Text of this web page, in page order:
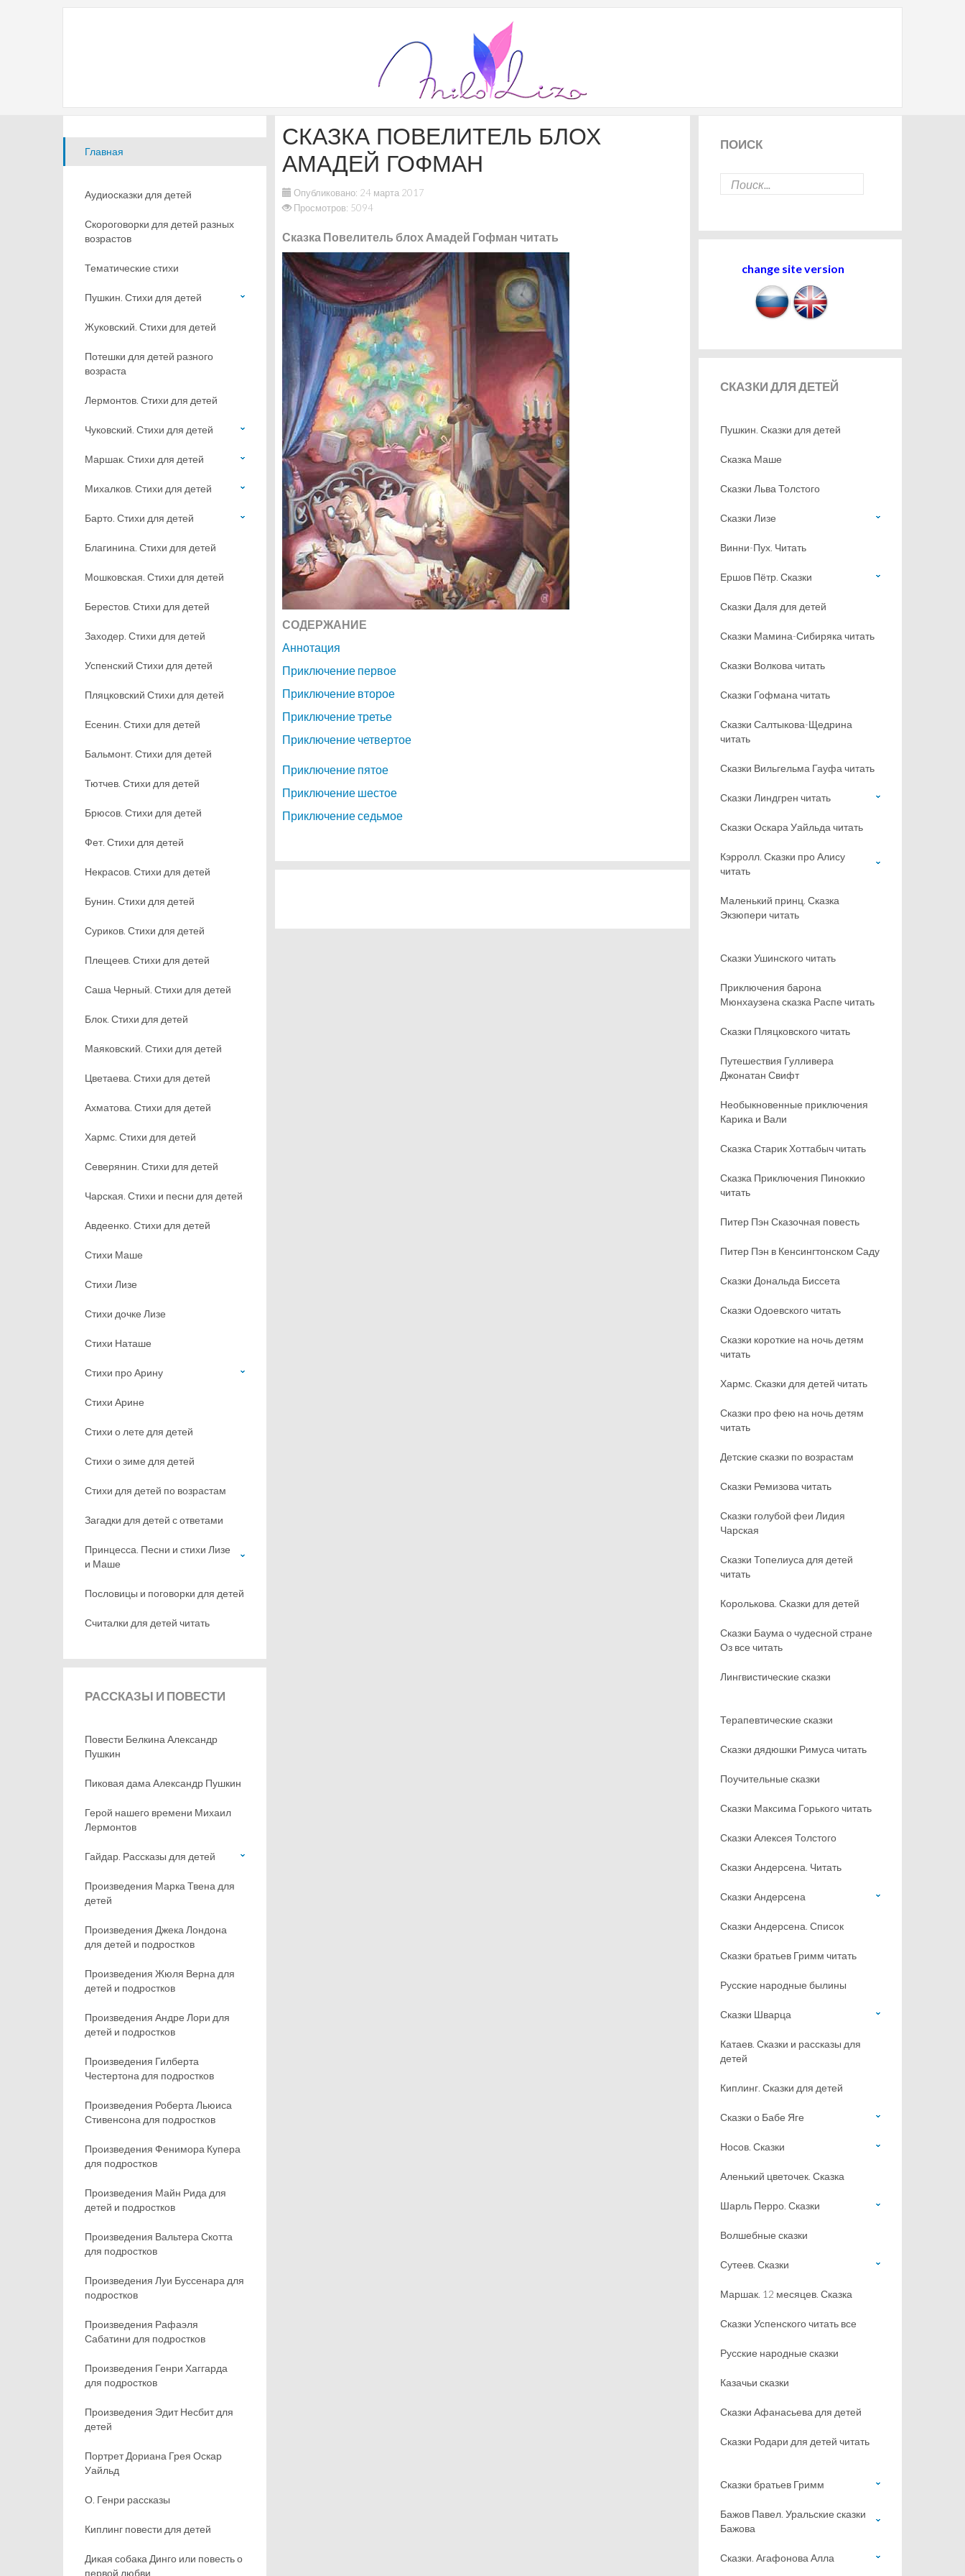
СКАЗКА ПОВЕЛИТЕЛЬ БЛОХ
АМАДЕЙ ГОФМАН
Опубликовано: 24 марта 2017
Просмотров: 5094
Сказка Повелитель блох Амадей Гофман читать
СОДЕРЖАНИЕ
Аннотация
Приключение первое
Приключение второе
Приключение третье
Приключение четвертое
Приключение пятое
Приключение шестое
Приключение седьмое
Главная
Аудиосказки для детей
Скороговорки для детей разных
возрастов
Тематические стихи
Пушкин. Стихи для детей
Жуковский. Стихи для детей
Потешки для детей разного
возраста
Лермонтов. Стихи для детей
Чуковский. Стихи для детей
Маршак. Стихи для детей
Михалков. Стихи для детей
Барто. Стихи для детей
Благинина. Стихи для детей
Мошковская. Стихи для детей
Берестов. Стихи для детей
Заходер. Стихи для детей
Успенский Стихи для детей
Пляцковский Стихи для детей
Есенин. Стихи для детей
Бальмонт. Стихи для детей
Тютчев. Стихи для детей
Брюсов. Стихи для детей
Фет. Стихи для детей
Некрасов. Стихи для детей
Бунин. Стихи для детей
Суриков. Стихи для детей
Плещеев. Стихи для детей
Саша Черный. Стихи для детей
Блок. Стихи для детей
Маяковский. Стихи для детей
Цветаева. Стихи для детей
Ахматова. Стихи для детей
Хармс. Стихи для детей
Северянин. Стихи для детей
Чарская. Стихи и песни для детей
Авдеенко. Стихи для детей
Стихи Маше
Стихи Лизе
Стихи дочке Лизе
Стихи Наташе
Стихи про Арину
Стихи Арине
Стихи о лете для детей
Стихи о зиме для детей
Стихи для детей по возрастам
Загадки для детей с ответами
Принцесса. Песни и стихи Лизе
и Маше
Пословицы и поговорки для детей
Считалки для детей читать
РАССКАЗЫ И ПОВЕСТИ
Повести Белкина Александр
Пушкин
Пиковая дама Александр Пушкин
Герой нашего времени Михаил
Лермонтов
Гайдар. Рассказы для детей
Произведения Марка Твена для
детей
Произведения Джека Лондона
для детей и подростков
Произведения Жюля Верна для
детей и подростков
Произведения Андре Лори для
детей и подростков
Произведения Гилберта
Честертона для подростков
Произведения Роберта Льюиса
Стивенсона для подростков
Произведения Фенимора Купера
для подростков
Произведения Майн Рида для
детей и подростков
Произведения Вальтера Скотта
для подростков
Произведения Луи Буссенара для
подростков
Произведения Рафаэля
Сабатини для подростков
Произведения Генри Хаггарда
для подростков
Произведения Эдит Несбит для
детей
Портрет Дориана Грея Оскар
Уайльд
О. Генри рассказы
Киплинг повести для детей
Дикая собака Динго или повесть о
первой любви
ПОИСК
change site version
СКАЗКИДЛЯ ДЕТЕЙ
Пушкин. Сказки для детей
Сказка Маше
Сказки Льва Толстого
Сказки Лизе
Винни-Пух. Читать
Ершов Пётр. Сказки
Сказки Даля для детей
Сказки Мамина-Сибиряка читать
Сказки Волкова читать
Сказки Гофмана читать
Сказки Салтыкова-Щедрина
читать
Сказки Вильгельма Гауфа читать
Сказки Линдгрен читать
Сказки Оскара Уайльда читать
Кэрролл. Сказки про Алису
читать
Маленький принц. Сказка
Экзюпери читать
Сказки Ушинского читать
Приключения барона
Мюнхаузена сказка Распе читать
Сказки Пляцковского читать
Путешествия Гулливера
Джонатан Свифт
Необыкновенные приключения
Карика и Вали
Сказка Старик Хоттабыч читать
Сказка Приключения Пиноккио
читать
Питер Пэн Сказочная повесть
Питер Пэн в Кенсингтонском Саду
Сказки Дональда Биссета
Сказки Одоевского читать
Сказки короткие на ночь детям
читать
Хармс. Сказки для детей читать
Сказки про фею на ночь детям
читать
Детские сказки по возрастам
Сказки Ремизова читать
Сказки голубой феи Лидия
Чарская
Сказки Топелиуса для детей
читать
Королькова. Сказки для детей
Сказки Баума о чудесной стране
Оз все читать
Лингвистические сказки
Терапевтические сказки
Сказки дядюшки Римуса читать
Поучительные сказки
Сказки Максима Горького читать
Сказки Алексея Толстого
Сказки Андерсена. Читать
Сказки Андерсена
Сказки Андерсена. Список
Сказки братьев Гримм читать
Русские народные былины
Сказки Шварца
Катаев. Сказки и рассказы для
детей
Киплинг. Сказки для детей
Сказки о Бабе Яге
Носов. Сказки
Аленький цветочек. Сказка
Шарль Перро. Сказки
Волшебные сказки
Сутеев. Сказки
Маршак. 12 месяцев. Сказка
Сказки Успенского читать все
Русские народные сказки
Казачьи сказки
Сказки Афанасьева для детей
Сказки Родари для детей читать
Сказки братьев Гримм
Бажов Павел. Уральские сказки
Бажова
Сказки. Агафонова Алла